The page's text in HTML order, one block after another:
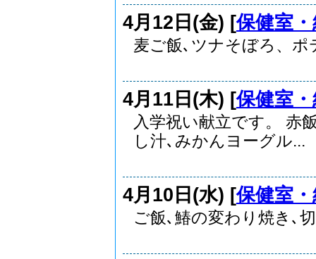
4月12日(金) [保健室
麦ご飯､ツナそぼろ、
4月11日(木) [保健室
入学祝い献立です。 赤
し汁､みかんヨーグル...
4月10日(水) [保健室
ご飯､鰆の変わり焼き､